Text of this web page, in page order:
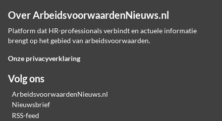
Over ArbeidsvoorwaardenNieuws.nl
Platform dat HR-professionals verbindt en actuele informatie
brengt op het gebied van arbeidsvoorwaarden.
Onze privacyverklaring
Volg ons
ArbeidsvoorwaardenNieuws.nl
Nieuwsbrief
RSS-feed